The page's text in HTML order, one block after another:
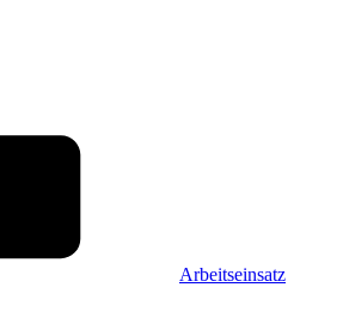
Arbeitseinsatz